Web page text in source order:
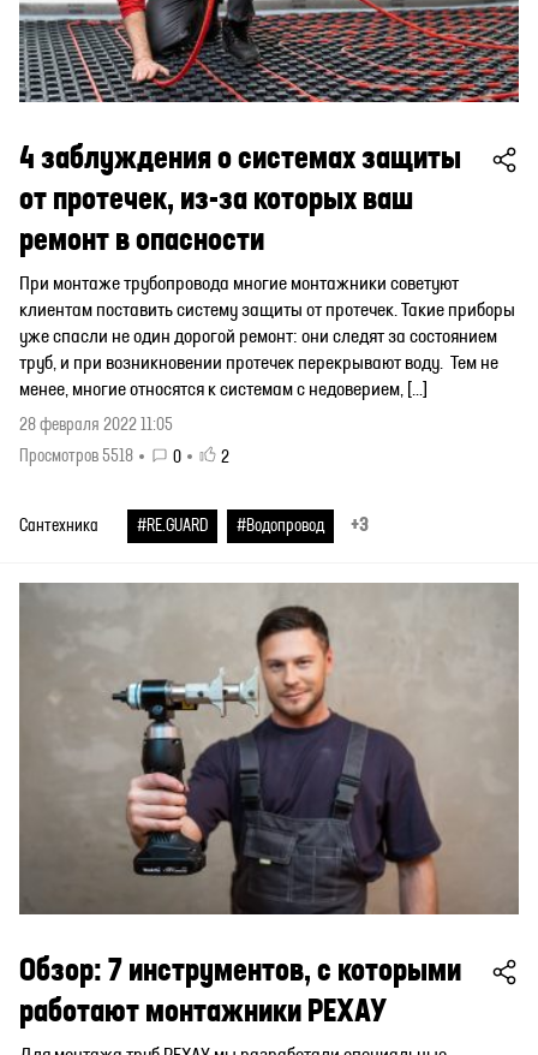
4 заблуждения о системах защиты
от протечек, из-за которых ваш
ремонт в опасности
При монтаже трубопровода многие монтажники советуют
клиентам поставить систему защиты от протечек. Такие приборы
уже спасли не один дорогой ремонт: они следят за состоянием
труб, и при возникновении протечек перекрывают воду. Тем не
менее, многие относятся к системам с недоверием, […]
28 февраля 2022 11:05
Просмотров 5518
0 2
Сантехника #RE.GUARD #Водопровод +3
Обзор: 7 инструментов, с которыми
работают монтажники РЕХАУ